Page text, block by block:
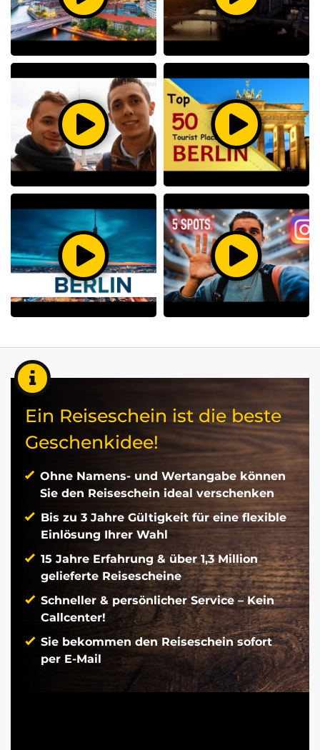
Ein Reiseschein ist die beste
Geschenkidee!
Ohne Namens- und Wertangabe können
Sie den Reiseschein ideal verschenken
Bis zu 3 Jahre Gültigkeit für eine flexible
Einlösung Ihrer Wahl
15 Jahre Erfahrung & über 1,3 Million
gelieferte Reisescheine
Schneller & persönlicher Service – Kein
Callcenter!
Sie bekommen den Reiseschein sofort
per E-Mail